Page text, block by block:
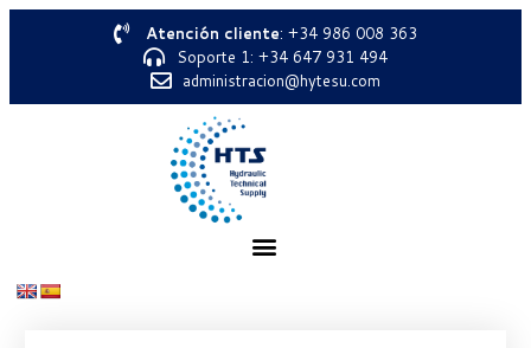
Atención cliente: +34 986 008 363
Soporte 1: +34 647 931 494
administracion@hytesu.com